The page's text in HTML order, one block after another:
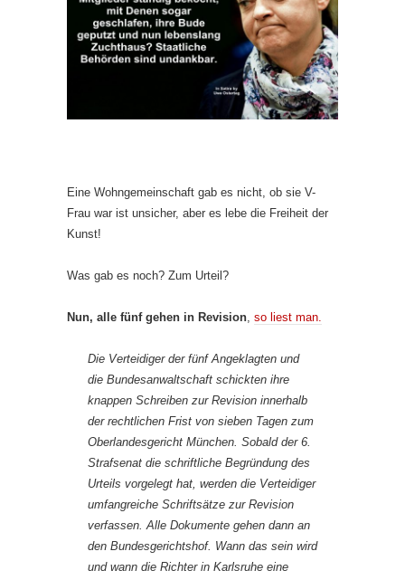
Eine Wohngemeinschaft gab es nicht, ob sie V-
Frau war ist unsicher, aber es lebe die Freiheit der
Kunst!
Was gab es noch? Zum Urteil?
Nun, alle fünf gehen in Revision, so liest man.
Die Verteidiger der fünf Angeklagten und
die Bundesanwaltschaft schickten ihre
knappen Schreiben zur Revision innerhalb
der rechtlichen Frist von sieben Tagen zum
Oberlandesgericht München. Sobald der 6.
Strafsenat die schriftliche Begründung des
Urteils vorgelegt hat, werden die Verteidiger
umfangreiche Schriftsätze zur Revision
verfassen. Alle Dokumente gehen dann an
den Bundesgerichtshof. Wann das sein wird
und wann die Richter in Karlsruhe eine